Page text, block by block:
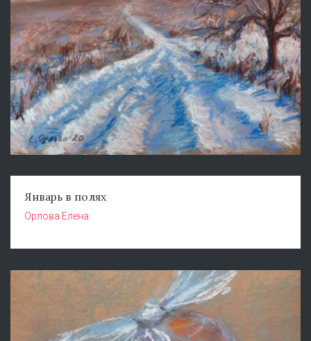
Январь в полях
Орлова Елена